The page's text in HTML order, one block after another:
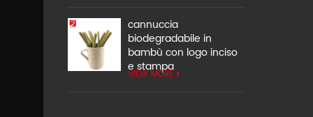
cannuccia
biodegradabile in
bambù con logo inciso
e stampa
VIEW MORE